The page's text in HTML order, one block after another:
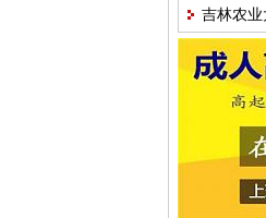
重要性
吉林农业
好通过吗